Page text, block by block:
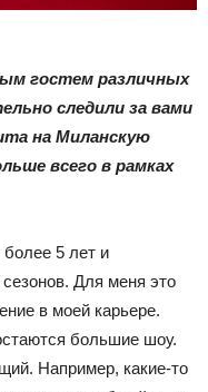
гостем различных
следили за вами
на Миланскую
всего в рамках
5 лет и
Для меня это
в моей карьере.
большие шоу.
Например, какие-то